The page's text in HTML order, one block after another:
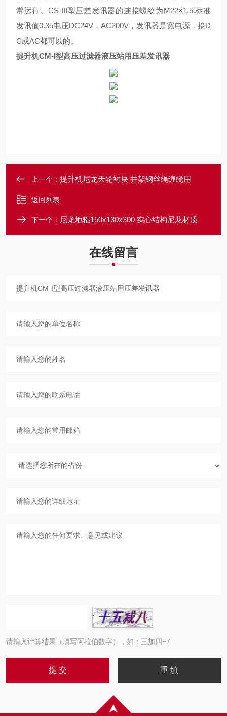
常运行。 CS-III型压差发讯器的连接螺纹为M22×1.5.标准
发讯值0.35电压DC24V，AC200V，发讯器是宽电源，接D
C或AC都可以的。
提升机CM-I型高压过滤器液压站用压差发讯器
上一个： 提升机尼龙天轮衬块 井架钢丝绳缠绕用
返回列表
下一个： 尼龙地辊150x130x300 实心结构尼龙材质
在线留言
请输入计算结果（填写阿拉伯数字），如：三加四=7